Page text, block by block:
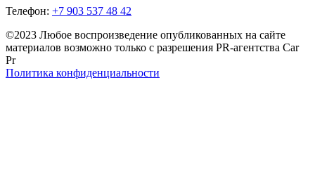
Телефон: +7 903 537 48 42
©2023 Любое воспроизведение опубликованных на сайте
материалов возможно только с разрешения PR-агентства Car
Pr
Политика конфиденциальности